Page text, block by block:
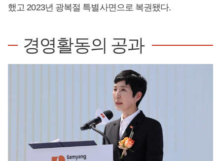
했고 2023년 광복절 특별사면으로 복권됐다.
경영활동의 공과